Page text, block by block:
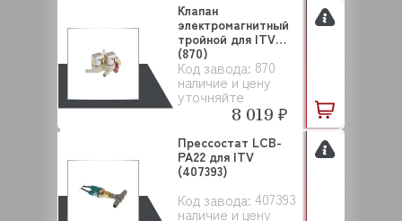
Код завода: 870
наличие и цену
уточняйте
Клапан
электромагнитный
тройной для ITV
(870)
8 019 ₽
Код завода: 407393
наличие и цену
Прессостат LCB-
PA22 для ITV
(407393)